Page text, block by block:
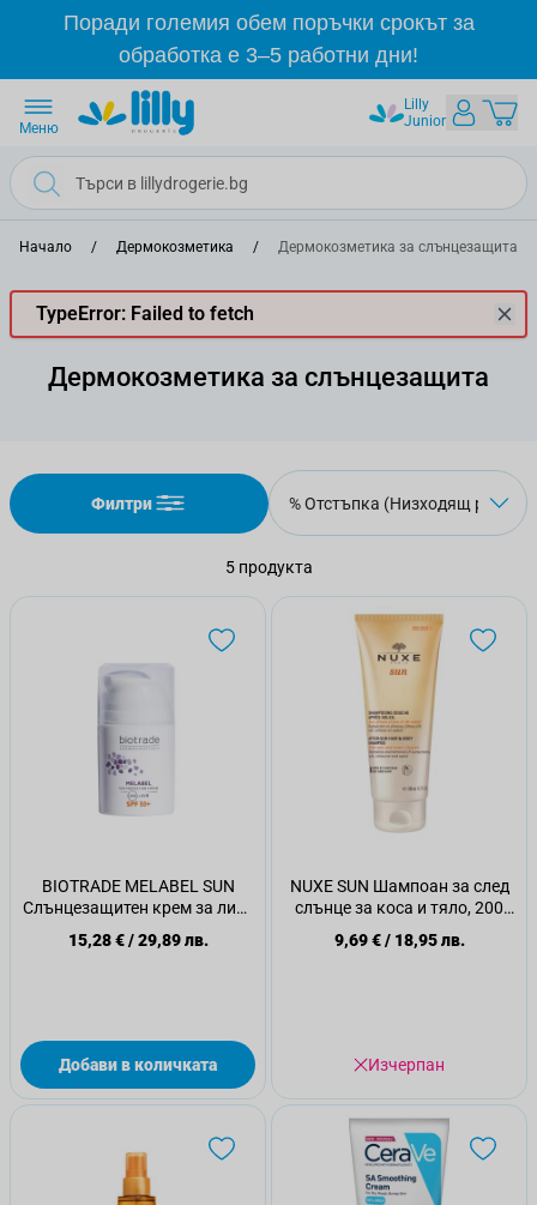
Прескачане към съдържанието
Поради големия обем поръчки срокът за
обработка е 3–5 работни дни!
Lilly
Junior
Меню
Начало / Дермокозметика / Дермокозметика за слънцезащита
TypeError: Failed to fetch
Дермокозметика за слънцезащита
Филтри
5продукта
BIOTRADE MELABEL SUN
Слънцезащитен крем за лице
15,28 €/29,89 лв.
Добави в количката
NUXE SUN Шампоан за след
слънце за коса и тяло, 200
9,69 €/ 18,95 лв.
Изчерпан